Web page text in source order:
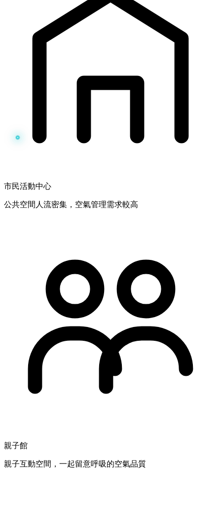
市民活動中心
公共空間人流密集，空氣管理需求較高
親子館
親子互動空間，一起留意呼吸的空氣品質